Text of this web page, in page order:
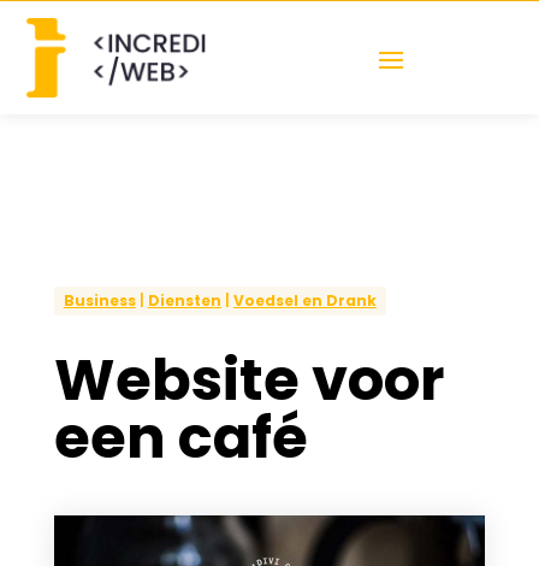
Business| Diensten Voedsel en Drank
Website voor
een café